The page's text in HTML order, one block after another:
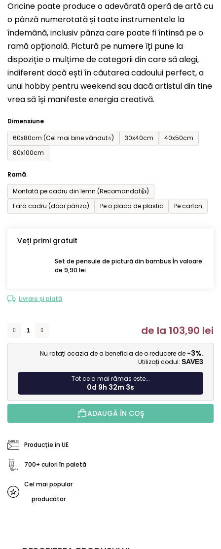
Oricine poate produce o adevărată operă de artă cu
o pânză numerotată și toate instrumentele la
îndemână, inclusiv pânza care poate fi întinsă pe o
ramă opțională. Pictură pe numere îți pune la
dispoziție o mulțime de categorii din care să alegi,
indiferent dacă ești în căutarea cadoului perfect, a
unui hobby pentru weekend sau dacă artistul din tine
vrea să își manifeste energia creativă.
Dimensiune
60x80cm (Cel mai bine vândut⭐)
30x40cm
40x50cm
80x100cm
Ramă
Montată pe cadru din lemn (Recomandat👍)
Fără cadru (doar pânza)
Pe o placă de plastic Pe carton
Veți primi gratuit
Set de pensule de pictură din bambus În valoare
de 9,90 lei
Livrare și plată
de la 103,90 lei
Nu ratați ocazia de a beneficia de o reducere de -3%.
Utilizați codul: SAVE3
Tot ce a mai rămas este...
0d 9h 32m 2s
ADAUGĂ ÎN COŞ
Producție în UE
700+ culori în paletă
Cel mai popular
producător
este
0,0
din
5
stele.